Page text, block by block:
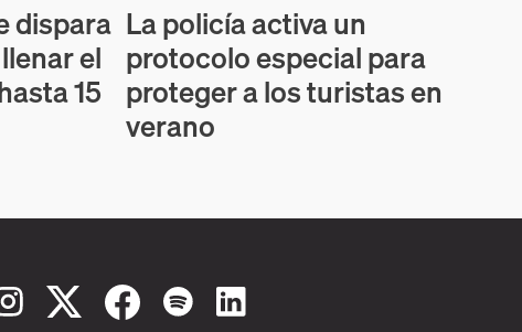
dispara
el
15
La policía activa un
protocolo especial para
proteger a los turistas en
verano